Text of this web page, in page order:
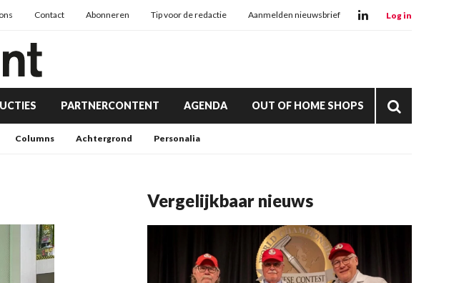
Contact Abonneren Tip voor de redactie Aanmelden nieuwsbrief Log in
PARTNERCONTENT AGENDA OUT OF HOME SHOPS
Columns Achtergrond Personalia
Vergelijkbaar nieuws